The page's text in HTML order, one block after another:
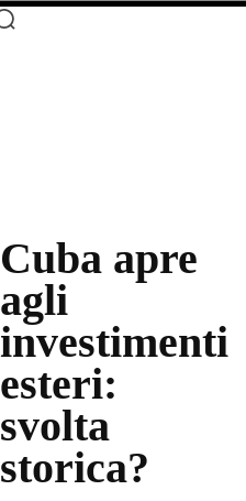
Cuba apre
agli
investimenti
esteri:
svolta
storica?